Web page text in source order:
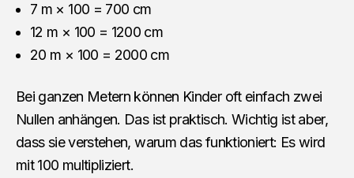
7 m × 100 = 700 cm
12 m × 100 = 1200 cm
20 m × 100 = 2000 cm
Bei ganzen Metern können Kinder oft einfach zwei
Nullen anhängen. Das ist praktisch. Wichtig ist aber,
dass sie verstehen, warum das funktioniert: Es wird
mit 100 multipliziert.